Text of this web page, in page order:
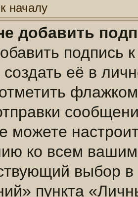
началу
добавить
создать её в
можете
ко всем
выбор
пункта